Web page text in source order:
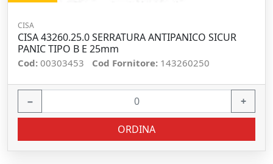
CISA
CISA 43260.25.0 SERRATURA ANTIPANICO SICUR
PANIC TIPO B E 25mm
Cod: 00303453 Cod Fornitore: 143260250
− +
ORDINA